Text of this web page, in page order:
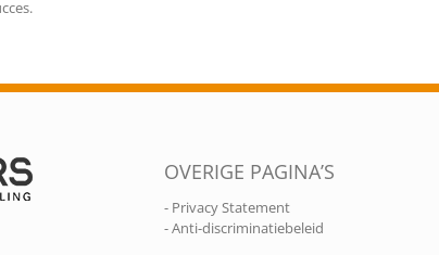
OVERIGE PAGINA’S
- Privacy Statement
- Anti-discriminatiebeleid